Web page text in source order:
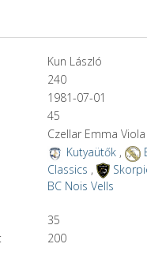
Kun László
240
1981-07-01
45
Czellar Emma Viola
Kutyaütők,
Classics ,
BC Nois Vells
35
200